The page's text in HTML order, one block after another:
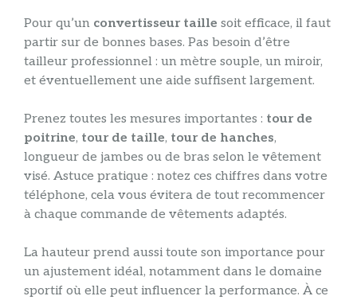
Pour qu’un convertisseur taille soit efficace, il faut
partir sur de bonnes bases. Pas besoin d’être
tailleur professionnel : un mètre souple, un miroir,
et éventuellement une aide suffisent largement.
Prenez toutes les mesures importantes : tour de
poitrine, tour de taille, tour de hanches,
longueur de jambes ou de bras selon le vêtement
visé. Astuce pratique : notez ces chiffres dans votre
téléphone, cela vous évitera de tout recommencer
à chaque commande de vêtements adaptés.
La hauteur prend aussi toute son importance pour
un ajustement idéal, notamment dans le domaine
sportif où elle peut influencer la performance. À ce